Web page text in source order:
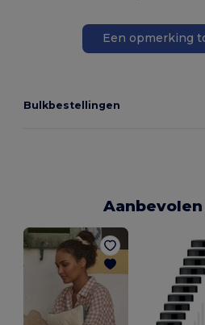
Een opmerking
Bulkbestellingen